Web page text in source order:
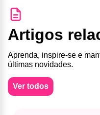
Artigos
Aprenda, inspire-se e
últimas novidades.
Ver todos